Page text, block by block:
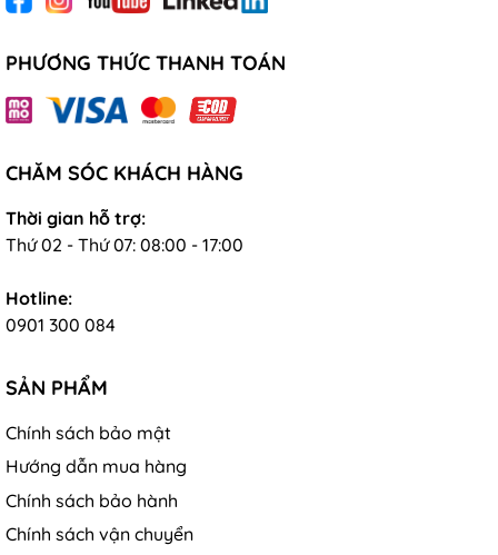
PHƯƠNG THỨC THANH TOÁN
CHĂM SÓC KHÁCH HÀNG
Thời gian hỗ trợ:
Thứ 02 - Thứ 07: 08:00 - 17:00
Hotline:
0901 300 084
SẢN PHẨM
Chính sách bảo mật
Hướng dẫn mua hàng
Chính sách bảo hành
Chính sách vận chuyển